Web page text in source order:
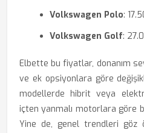
Volkswagen Polo:
Volkswagen Golf:
Elbette bu fiyatlar, donanım
ve ek opsiyonlara göre
modellerde hibrit veya
içten yanmalı motorlara göre
Yine de, genel trendleri göz